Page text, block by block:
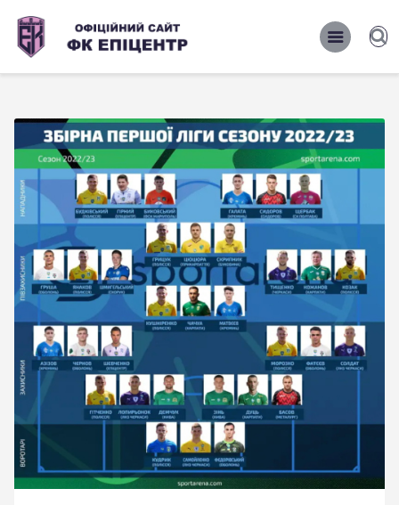
ОФІЦІЙНИЙ САЙТ ФК ЕПІЦЕНТР
ОФІЦІЙНИЙ САЙТ ФК ЕПІЦЕНТР
Головна
Новини
Команда
Матчі 2026/2027
Фото
Історія
Клуб
Фан-шоп
Правила поведінки на
стадіоні